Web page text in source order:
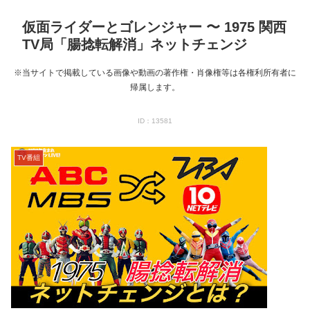
仮面ライダーとゴレンジャー 〜 1975 関西
TV局「腸捻転解消」ネットチェンジ
※当サイトで掲載している画像や動画の著作権・肖像権等は各権利所有者に
帰属します。
ID：13581
TV番組